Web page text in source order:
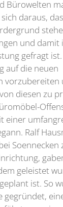
Bürowelten
daraus,
und damit
gefragt
auf die neuen
vorzubereiten
diesen zu
einer
Ralf
geleistet
ist. So